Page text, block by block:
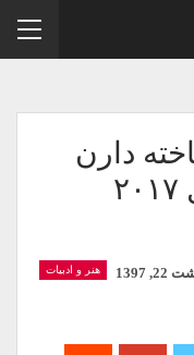
دارن
آرونوفسکی، محصول ۲۰۱۷
هنر و ادبیات